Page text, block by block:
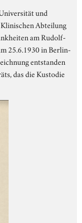
und
Abteilung
am Rudolf-
25.6.1930 in Berlin-
entstanden
das die Kustodie